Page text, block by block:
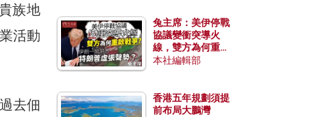
族地
活動
去佃
兔主席：美伊停戰
協議變衝突導火
線，雙方為何重啟
戰爭？伊朗一早洞
本社編輯部
香港五年規劃須提
前布局大鵬灣